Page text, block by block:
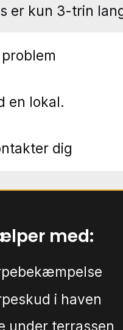
er kun 3-trin
en lokal.
dig
med:
i haven
under terrassen